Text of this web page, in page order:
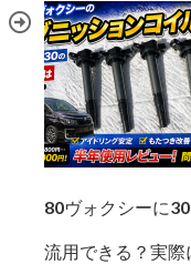
80ヴォクシーに
流用できる？実